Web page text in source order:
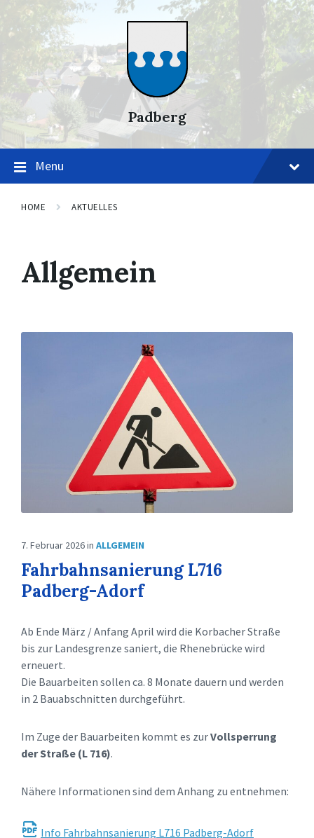
Skip
content
Skip
main
navigation
Skip
footer
Padberg
Menu
HOME AKTUELLES
Allgemein
7. Februar 2026in ALLGEMEIN
Fahrbahnsanierung L716
Padberg-Adorf
Ab Ende März / Anfang April wird die Korbacher Straße
bis zur Landesgrenze saniert, die Rhenebrücke wird
erneuert.
Die Bauarbeiten sollen ca. 8 Monate dauern und werden
in 2 Bauabschnitten durchgeführt.
Im Zuge der Bauarbeiten kommt es zurVollsperrung
der Straße (L 716).
Nähere Informationen sind dem Anhang zu entnehmen:
Info Fahrbahnsanierung L716 Padberg-Adorf